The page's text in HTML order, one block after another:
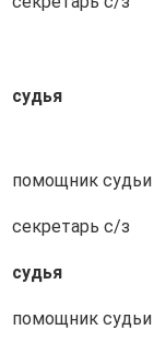
судья
помощник судьи
секретарь с/з
судья
помощник судьи